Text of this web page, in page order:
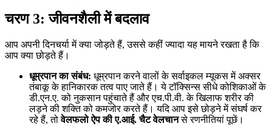
चरण 3: जीवनशैली में बदलाव
आप अपनी दिनचर्या में क्या जोड़ते हैं, उससे कहीं ज्यादा यह मायने रखता है कि
आप क्या छोड़ते हैं।
धूम्रपान का संबंध: धूम्रपान करने वालों के सर्वाइकल म्यूकस में अक्सर
तंबाकू के हानिकारक तत्व पाए जाते हैं। ये टॉक्सिन्स सीधे कोशिकाओं के
डी.एन.ए. को नुकसान पहुंचाते हैं और एच.पी.वी. के खिलाफ शरीर की
लड़ने की शक्ति को कमजोर करते हैं। यदि आप इसे छोड़ने में संघर्ष कर
रहे हैं, तोवेलफलो ऐप की ए.आई. चैट वेलचानसे रणनीतियां पूछें।